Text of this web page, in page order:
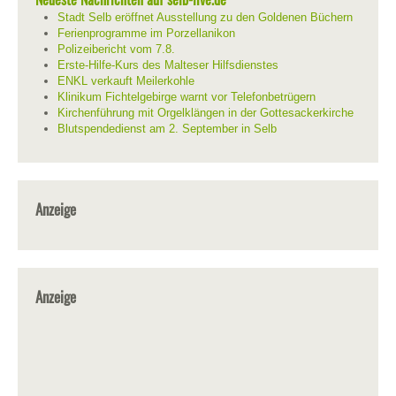
Stadt Selb eröffnet Ausstellung zu den Goldenen Büchern
Ferienprogramme im Porzellanikon
Polizeibericht vom 7.8.
Erste-Hilfe-Kurs des Malteser Hilfsdienstes
ENKL verkauft Meilerkohle
Klinikum Fichtelgebirge warnt vor Telefonbetrügern
Kirchenführung mit Orgelklängen in der Gottesackerkirche
Blutspendedienst am 2. September in Selb
Anzeige
Anzeige